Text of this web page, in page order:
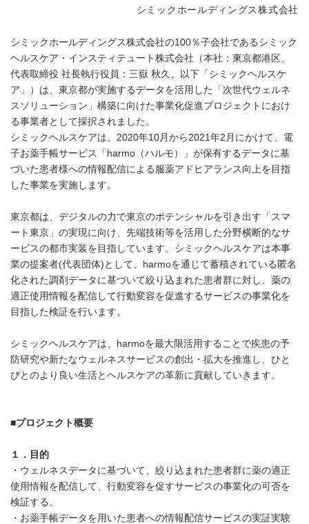
シミックホールディングス株式会社
シミックホールディングス株式会社の100％子会社であるシミック
ヘルスケア・インスティテュート株式会社（本社：東京都港区、
代表取締役 社長執行役員：三嶽 秋久、以下「シミックヘルスケ
ア」）は、東京都が実施するデータを活用した「次世代ウェルネ
スソリューション」構築に向けた事業化促進プロジェクトにおけ
る事業者として採択されました。
シミックヘルスケアは、2020年10月から2021年2月にかけて、電
子お薬手帳サービス「harmo（ハルモ）」が保有するデータに基
づいた患者様への情報配信による服薬アドヒアランス向上を目指
した事業を実施します。
東京都は、デジタルの力で東京のポテンシャルを引き出す「スマ
ート東京」の実現に向け、先端技術等を活用した分野横断的なサ
ービスの都市実装を目指しています。シミックヘルスケアは本事
業の提案者(代表団体)として、harmoを通じて蓄積されている匿名
化された調剤データに基づいて絞り込まれた患者群に対し、薬の
適正使用情報を配信して行動変容を促進するサービスの事業化を
目指した検証を行います。
シミックヘルスケアは、harmoを最大限活用することで疾患の予
防研究や新たなウェルネスサービスの創出・拡大を推進し、ひと
びとのより良い生活とヘルスケアの革新に貢献していきます。
■プロジェクト概要
１． 目的
・ウェルネスデータに基づいて、絞り込まれた患者群に薬の適正
使用情報を配信して、行動変容を促すサービスの事業化の可否を
検証する。
・お薬手帳データを用いた患者への情報配信サービスの実証実験